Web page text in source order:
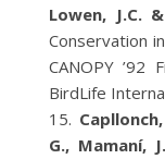
Lowen, J.C.
Conservation
CANOPY ’92
BirdLife
G., Mamaní,